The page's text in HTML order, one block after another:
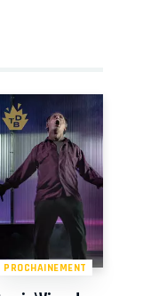
PROCHAINEMENT